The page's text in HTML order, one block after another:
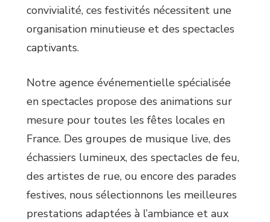
convivialité, ces festivités nécessitent une
organisation minutieuse et des spectacles
captivants.
Notre agence événementielle spécialisée
en spectacles propose des animations sur
mesure pour toutes les fêtes locales en
France. Des groupes de musique live, des
échassiers lumineux, des spectacles de feu,
des artistes de rue, ou encore des parades
festives, nous sélectionnons les meilleures
prestations adaptées à l’ambiance et aux